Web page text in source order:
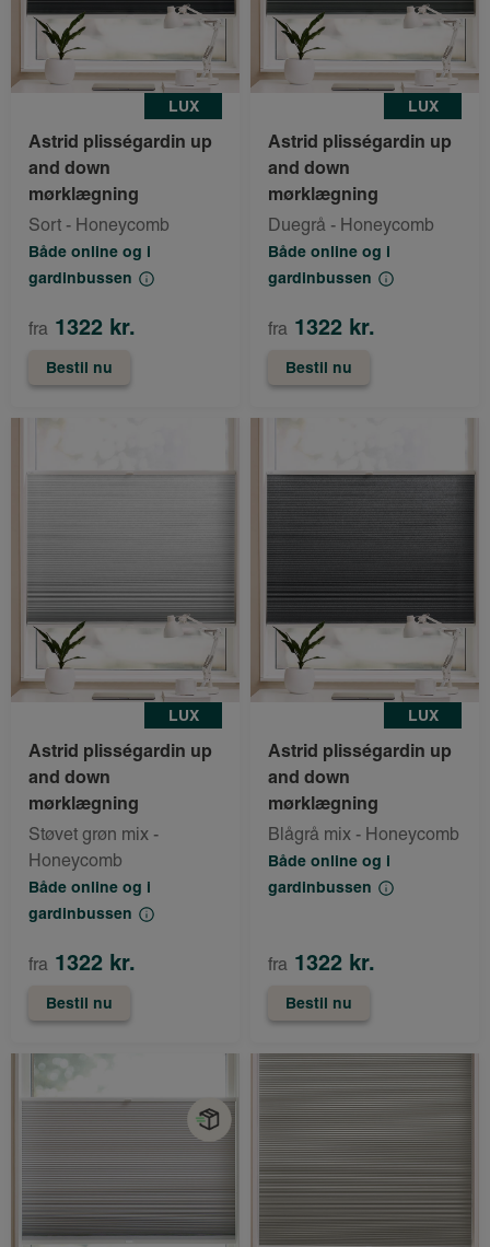
LUX
Astrid plisségardin up
and down
mørklægning
Sort - Honeycomb
Både online og i
gardinbussen
fra 1322 kr.
Bestil nu
LUX
Astrid plisségardin up
and down
mørklægning
Duegrå - Honeycomb
Både online og i
gardinbussen
fra 1322 kr.
Bestil nu
LUX
Astrid plisségardin up
and down
mørklægning
Støvet grøn mix -
Honeycomb
Både online og i
gardinbussen
fra 1322 kr.
Bestil nu
LUX
Astrid plisségardin up
and down
mørklægning
Blågrå mix - Honeycomb
Både online og i
gardinbussen
fra 1322 kr.
Bestil nu